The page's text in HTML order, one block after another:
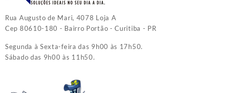
Rua Augusto de Mari, 4078 Loja A
Cep 80610-180 - Bairro Portão - Curitiba - PR
Segunda à Sexta-feira das 9h00 às 17h50.
Sábado das 9h00 às 11h50.